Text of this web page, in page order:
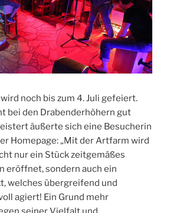
noch bis zum 4. Juli gefeiert.
bei den Drabenderhöhern gut
äußerte sich eine Besucherin
Homepage: „Mit der Artfarm wird
nur ein Stück zeitgemäßes
eröffnet, sondern auch ein
welches übergreifend und
agiert! Ein Grund mehr